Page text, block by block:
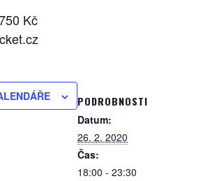
Kč
PODROBNOSTI
Datum:
26. 2. 2020
Čas:
18:00 - 23:30